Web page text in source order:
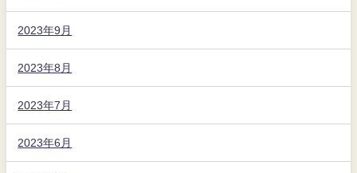
2023年9月
2023年8月
2023年7月
2023年6月